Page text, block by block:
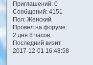
Приглашений:0
Сообщений:4151
Пол:Женский
Провел на форуме:
2 дня 8 часов
Последний визит:
2017-12-01 16:48:58